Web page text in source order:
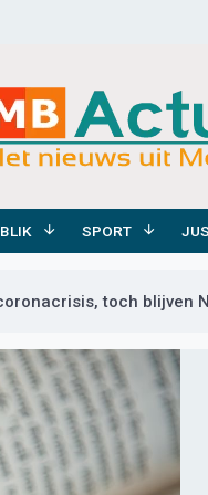
SPORT
toch blijven